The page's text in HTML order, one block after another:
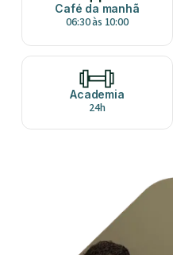
Café da manhã
06:30 às 10:00
Academia
24h